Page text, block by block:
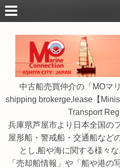
中古船売買仲介の「MOマ
shipping brokerge,lease【
Transport
兵庫県芦屋市より日本全国の
屋形船・警戒船・交通船など
とし,船や海に関する様々
「売却船情報」や「船や港の